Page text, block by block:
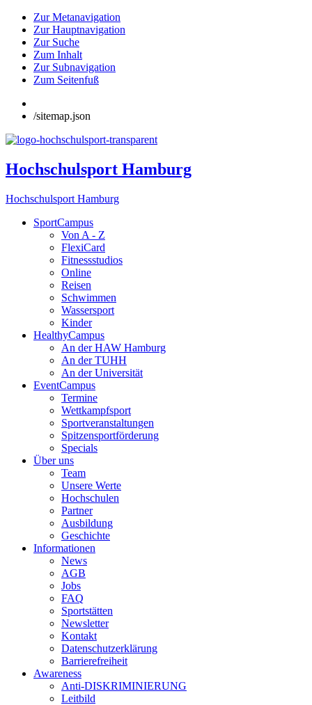
Zur Metanavigation
Zur Hauptnavigation
Zur Suche
Zum Inhalt
Zur Subnavigation
Zum Seitenfuß
/sitemap.json
Hochschulsport Hamburg
Hochschulsport Hamburg
SportCampus
Von A - Z
FlexiCard
Fitnessstudios
Online
Reisen
Schwimmen
Wassersport
Kinder
HealthyCampus
An der HAW Hamburg
An der TUHH
An der Universität
EventCampus
Termine
Wettkampfsport
Sportveranstaltungen
Spitzensportförderung
Specials
Über uns
Team
Unsere Werte
Hochschulen
Partner
Ausbildung
Geschichte
Informationen
News
AGB
Jobs
FAQ
Sportstätten
Newsletter
Kontakt
Datenschutzerklärung
Barrierefreiheit
Awareness
Anti-DISKRIMINIERUNG
Leitbild